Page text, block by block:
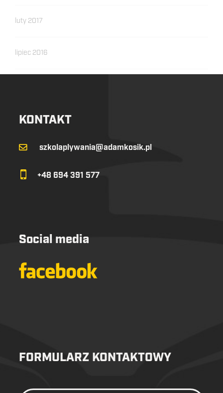
luty 2017
lipiec 2016
KONTAKT
szkolaplywania@adamkosik.pl
+48 694 391 577
Social media
FORMULARZ KONTAKTOWY